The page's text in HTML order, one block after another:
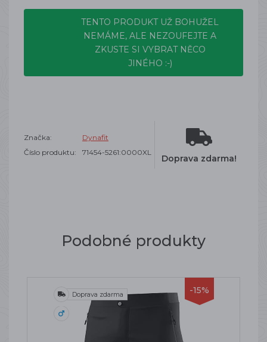
TENTO PRODUKT UŽ BOHUŽEL
NEMÁME, ALE NEZOUFEJTE A
ZKUSTE SI VYBRAT NĚCO
JINÉHO :-)
Značka:
Dynafit
Číslo produktu:
71454-5261:0000XL
Doprava zdarma!
Podobné produkty
-15%
Doprava zdarma